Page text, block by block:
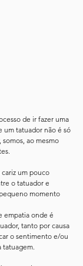
de ir fazer uma
um tatuador não é só
ao mesmo
um pouco
o tatuador e
momento
empatia onde é
tanto por causa
o sentimento e/ou
tatuagem.